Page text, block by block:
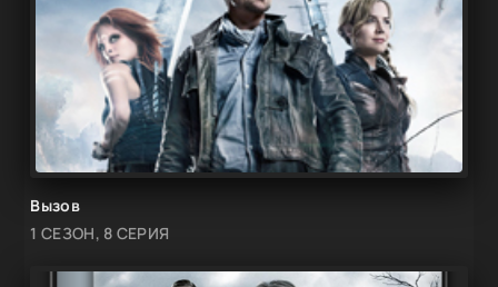
Вызов
1 СЕЗОН, 8 СЕРИЯ